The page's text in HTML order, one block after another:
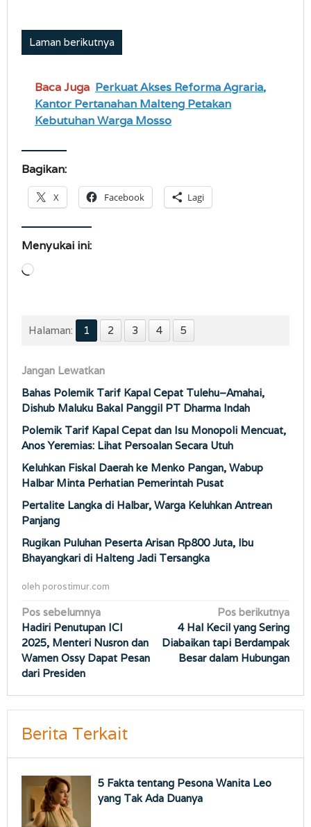
Laman berikutnya
Baca Juga Perkuat Akses Reforma Agraria,
Kantor Pertanahan Malteng Petakan
Kebutuhan Warga Mosso
Bagikan:
X Facebook Lagi
Menyukai ini:
Memuat...
Halaman: 1 2 3 4 5
Jangan Lewatkan
Bahas Polemik Tarif Kapal Cepat Tulehu–Amahai,
Dishub Maluku Bakal Panggil PT Dharma Indah
Polemik Tarif Kapal Cepat dan Isu Monopoli Mencuat,
Anos Yeremias: Lihat Persoalan Secara Utuh
Keluhkan Fiskal Daerah ke Menko Pangan, Wabup
Halbar Minta Perhatian Pemerintah Pusat
Pertalite Langka di Halbar, Warga Keluhkan Antrean
Panjang
Rugikan Puluhan Peserta Arisan Rp800 Juta, Ibu
Bhayangkari di Halteng Jadi Tersangka
oleh porostimur.com
Navigasi
pos
Pos sebelumnya
Hadiri Penutupan ICI
2025, Menteri Nusron dan
Wamen Ossy Dapat Pesan
dari Presiden
Pos berikutnya
4 Hal Kecil yang Sering
Diabaikan tapi Berdampak
Besar dalam Hubungan
Berita Terkait
5 Fakta tentang Pesona Wanita Leo
yang Tak Ada Duanya